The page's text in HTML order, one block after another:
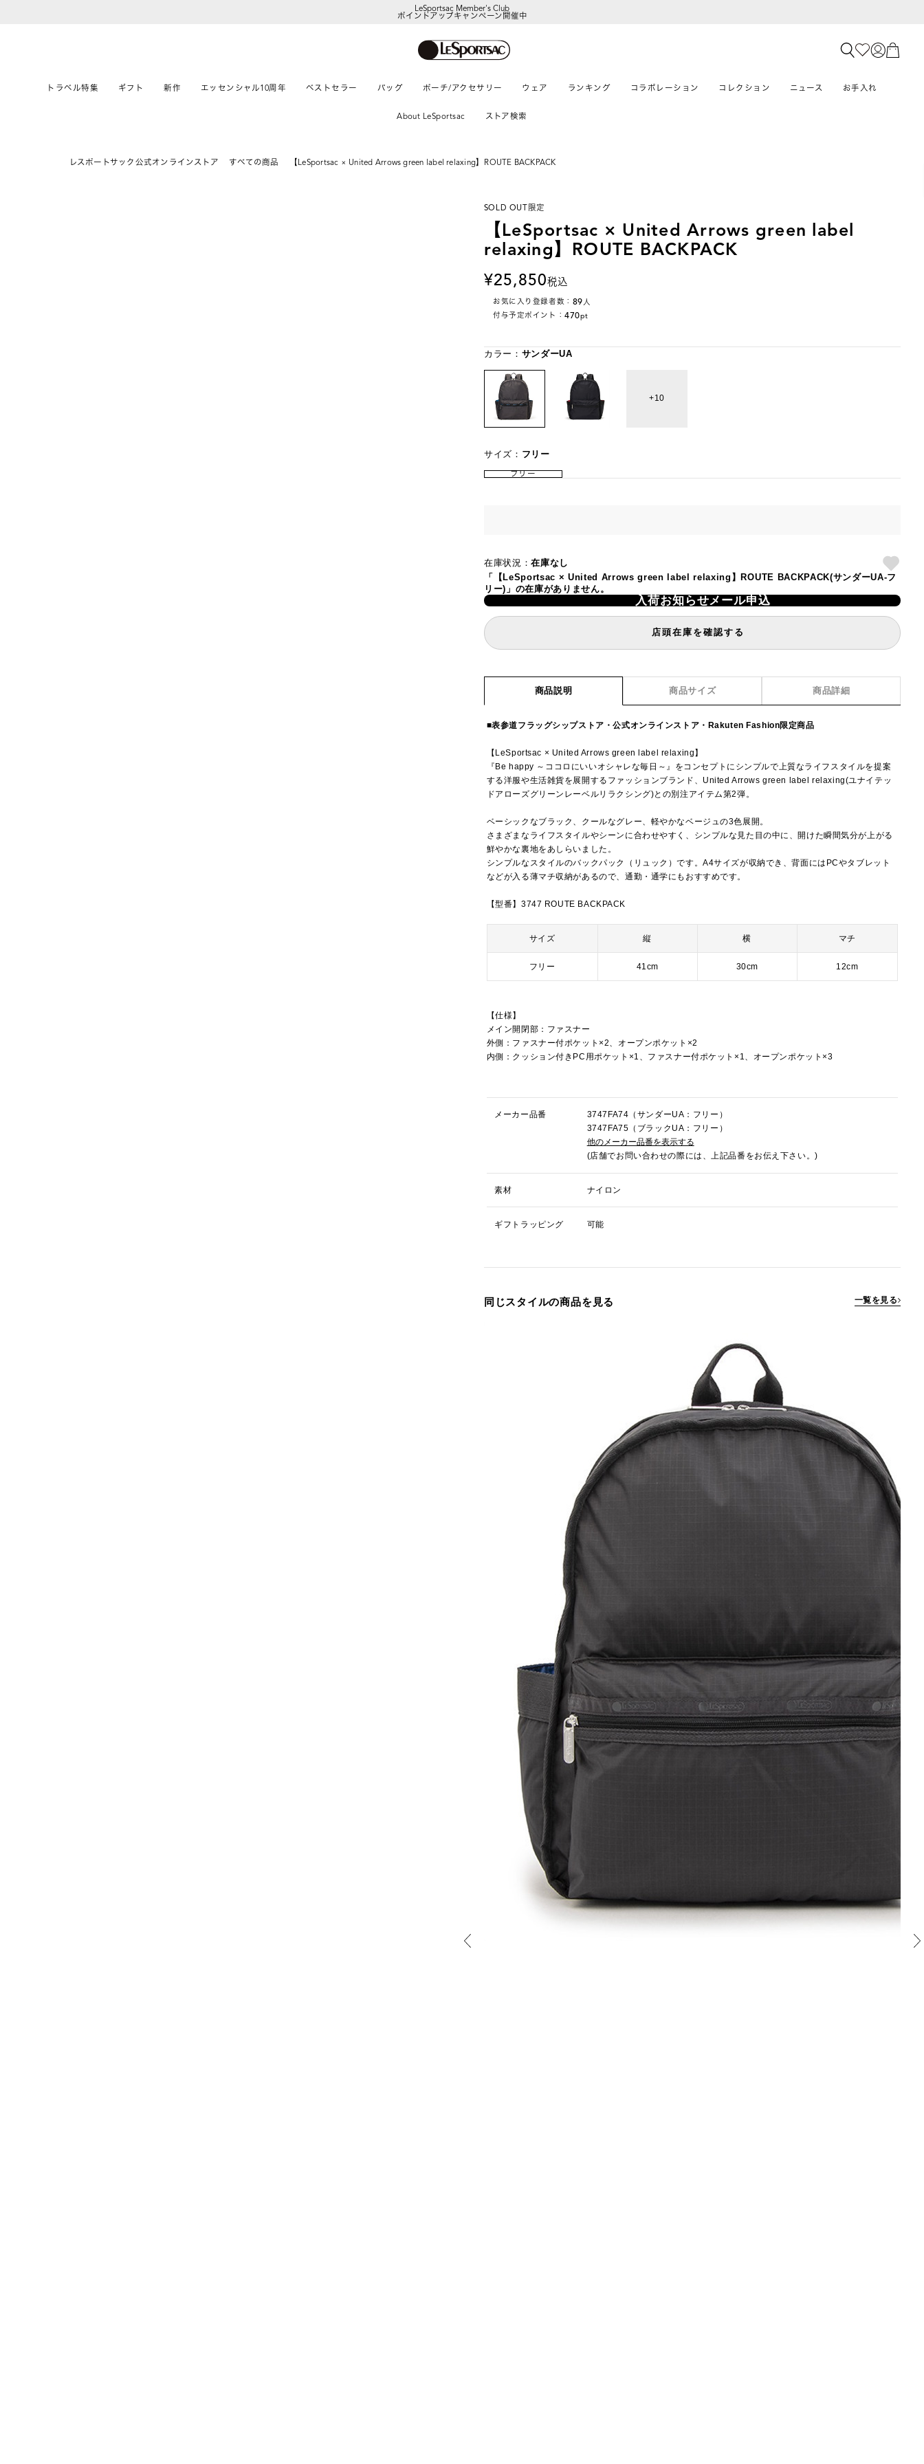
LeSportsac Member's Club
ポイントアップキャンペーン開催中
トラベル特集 ギフト 新作 エッセンシャル10周年 ベストセラー バッグ ポーチ/アクセサリー ウェア ランキング コラボレーション コレクション ニュース お手入れ
About LeSportsac ストア検索
レスポートサック公式オンラインストア すべての商品 【LeSportsac × United Arrows green label relaxing】ROUTE BACKPACK
SOLD OUT 限定
【LeSportsac × United Arrows green label
relaxing】ROUTE BACKPACK
25,850税込
お気に入り登録者数： 89 人
付与予定ポイント：470pt
カラー： サンダーUA
10
サイズ： フリー
フリー
在庫状況：在庫なし
「【LeSportsac × United Arrows green label relaxing】ROUTE BACKPACK(サンダーUA-フ
リー)」の在庫がありません。
入荷お知らせメール申込
店頭在庫を確認する
商品説明 商品サイズ 商品詳細
■表参道フラッグシップストア・公式オンラインストア・Rakuten Fashion限定商品
【LeSportsac × United Arrows green label relaxing】
『Be happy ～ココロにいいオシャレな毎日～』をコンセプトにシンプルで上質なライフスタイルを提案
する洋服や生活雑貨を展開するファッションブランド、United Arrows green label relaxing(ユナイテッ
ドアローズグリーンレーベルリラクシング)との別注アイテム第2弾。
ベーシックなブラック、クールなグレー、軽やかなベージュの3色展開。
さまざまなライフスタイルやシーンに合わせやすく、シンプルな見た目の中に、開けた瞬間気分が上がる
鮮やかな裏地をあしらいました。
シンプルなスタイルのバックパック（リュック）です。A4サイズが収納でき、背面にはPCやタブレット
などが入る薄マチ収納があるので、通勤・通学にもおすすめです。
【型番】3747 ROUTE BACKPACK
サイズ 縦 横 マチ
フリー 41cm 30cm 12cm
【仕様】
メイン開閉部：ファスナー
外側：ファスナー付ポケット×2、オープンポケット×2
内側：クッション付きPC用ポケット×1、ファスナー付ポケット×1、オープンポケット×3
メーカー品番
3747FA74（サンダーUA：フリー）
3747FA75（ブラックUA：フリー）
他のメーカー品番を表示する
(店舗でお問い合わせの際には、上記品番をお伝え下さい。)
素材 ナイロン
ギフトラッピング 可能
同じスタイルの商品を見る 一覧を見る